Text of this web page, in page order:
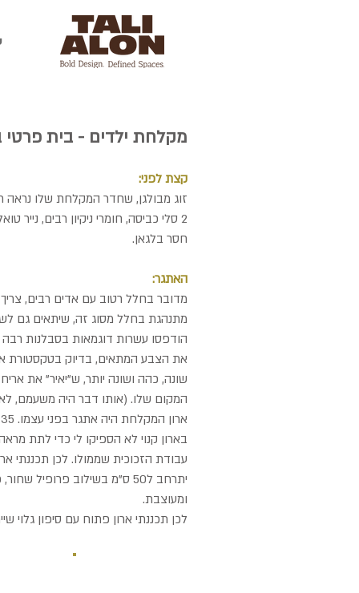
מקלחת ילדים - בית פרטי
קצת לפני:
זוג מבולגן, שחדר המקלחת שלו נראה
2 סלי כביסה, חומרי ניקיון רבים, נייר
חסר בלגאן.
האתגר:
מדובר בחלל רטוב עם אדים רבים,
מתנהגת בחלל מסוג זה, שיתאים גם
הודפסו עשרות דוגמאות בסבלנות
את הצבע המתאים, בדיוק בטקסטורת
שונה, כהה ושונה יותר, ש"יאיר" את
המקום שלו. (אותו דבר היה משעמם,
בארון קנוי לא הספיקו לי כדי לתת
יתרחב ל50 ס"מ בשילוב
ומעוצבת.
לכן תכננתי ארון פתוח עם סיפון גלוי